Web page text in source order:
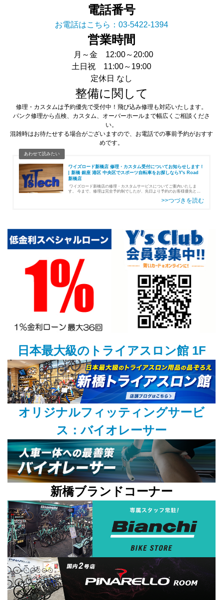
電話番号
お電話はこちら：03-5422-1394
営業時間
月～金 12:00～20:00
土日祝 11:00～19:00
定休日 なし
整備に関して
修理・カスタムは予約優先で受付中！飛び込み修理も対応いたします。
パンク修理から点検、カスタム、オーバーホールまで幅広くご相談くださ
い。
混雑時はお待たせする場合がございますので、お電話での事前予約がおすす
めです。
ワイズロード新橋店 修理・カスタム受付についてお知らせします！
| 新橋 銀座 港区 中央区でスポーツ自転車をお探しならY's Road
新橋店
ワイズロード新橋店の修理・カスタムサービスについてご案内いたしま
す。 今まで、修理は完全予約制でしたが、先日より予約のお客様優先とし
日本最大級のトライアスロン館 1F
オリジナルフィッティングサービ
ス：バイオレーサー
新橋ブランドコーナー